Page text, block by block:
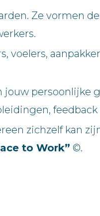
Ze vormen
voelers,
persoonlijke
zichzelf kan
to Work” ©.